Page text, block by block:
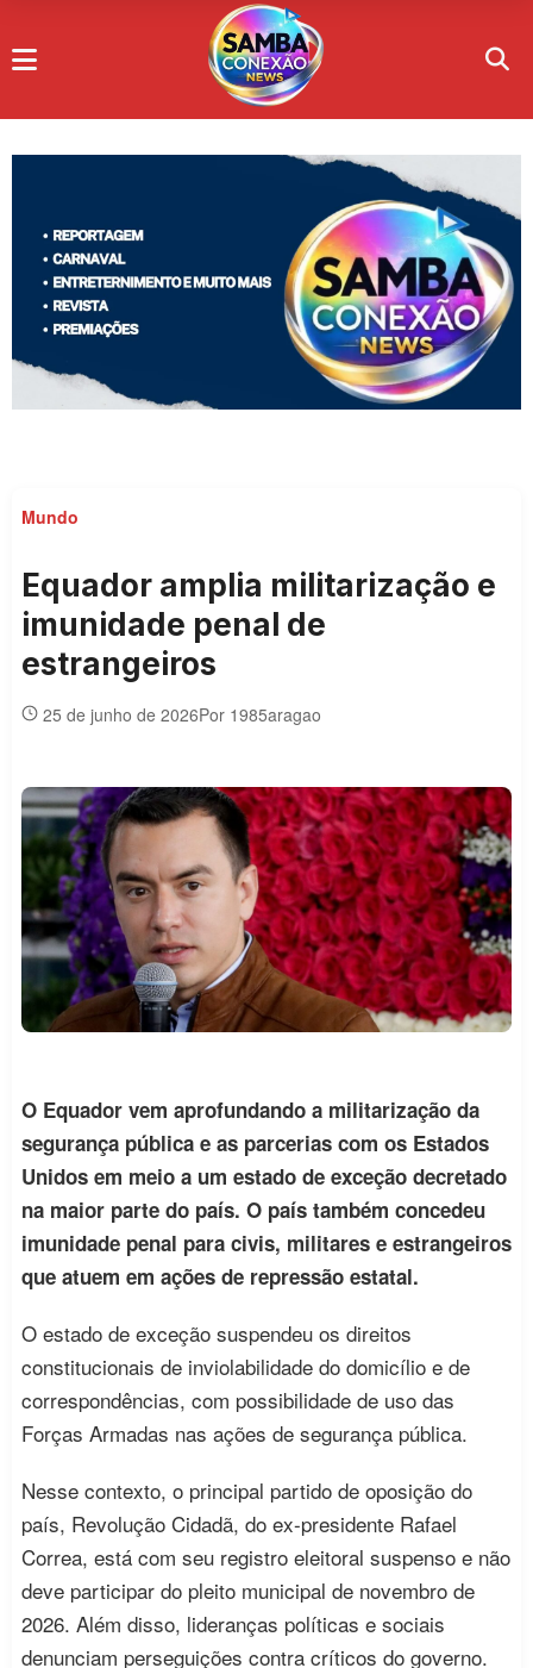
Mundo
Equador amplia militarização e
imunidade penal de
estrangeiros
25 de junho de 2026Por 1985aragao
O Equador vem aprofundando a militarização da
segurança pública e as parcerias com os Estados
Unidos em meio a um estado de exceção decretado
na maior parte do país. O país também concedeu
imunidade penal para civis, militares e estrangeiros
que atuem em ações de repressão estatal.
O estado de exceção suspendeu os direitos
constitucionais de inviolabilidade do domicílio e de
correspondências, com possibilidade de uso das
Forças Armadas nas ações de segurança pública.
Nesse contexto, o principal partido de oposição do
país, Revolução Cidadã, do ex-presidente Rafael
Correa, está com seu registro eleitoral suspenso e não
deve participar do pleito municipal de novembro de
2026. Além disso, lideranças políticas e sociais
denunciam perseguições contra críticos do governo.